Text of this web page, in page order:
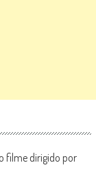
filme dirigido por